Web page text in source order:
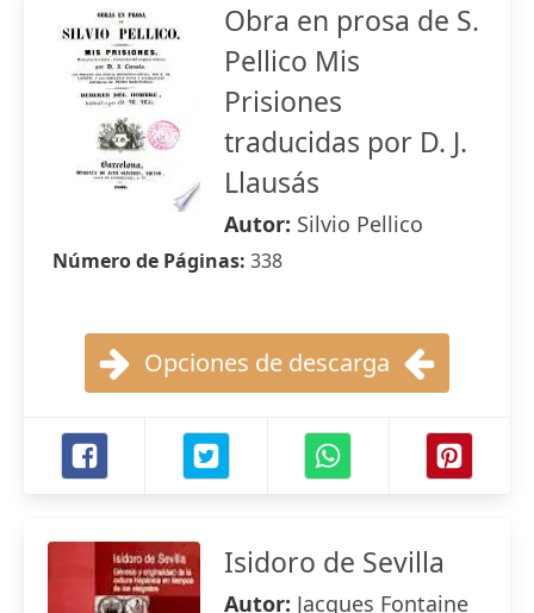
Obra en prosa de S.
Pellico Mis
Prisiones
traducidas por D. J.
Llausás
Autor: Silvio Pellico
Número de Páginas: 338
Opciones de descarga
Isidoro de Sevilla
Autor: Jacques Fontaine